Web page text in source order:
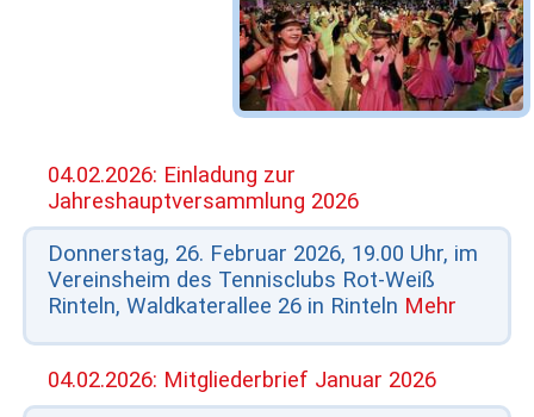
04.02.2026: Einladung zur
Jahreshauptversammlung 2026
Donnerstag, 26. Februar 2026, 19.00 Uhr, im
Vereinsheim des Tennisclubs Rot-Weiß
Rinteln, Waldkaterallee 26 in Rinteln Mehr
04.02.2026: Mitgliederbrief Januar 2026